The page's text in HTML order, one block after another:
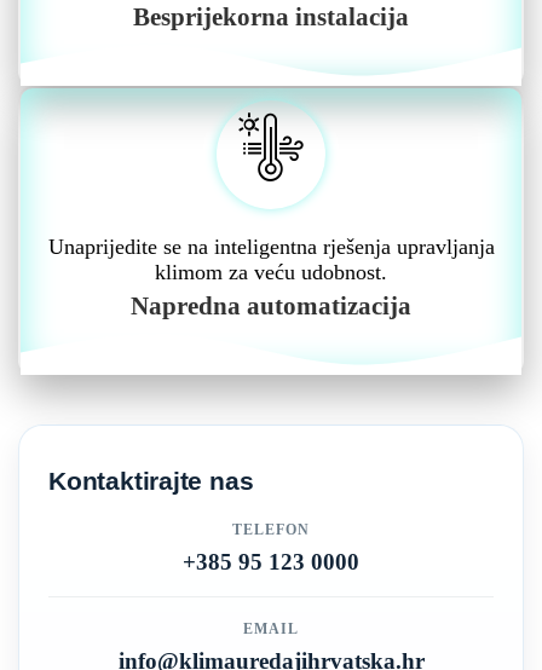
Besprijekorna instalacija
Unaprijedite se na inteligentna rješenja upravljanja
klimom za veću udobnost.
Napredna automatizacija
Kontaktirajte nas
TELEFON
+385 95 123 0000
EMAIL
info@klimauredajihrvatska.hr